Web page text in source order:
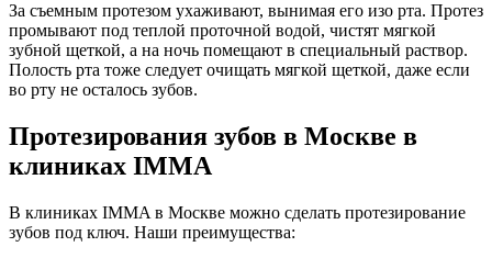
За съемным протезом ухаживают, вынимая его изо рта. Протез
промывают под теплой проточной водой, чистят мягкой
зубной щеткой, а на ночь помещают в специальный раствор.
Полость рта тоже следует очищать мягкой щеткой, даже если
во рту не осталось зубов.
Протезирования зубов в Москве в
клиниках IMMA
В клиниках IMMA в Москве можно сделать протезирование
зубов под ключ. Наши преимущества: